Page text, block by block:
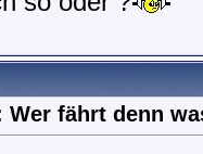
Wer fährt denn